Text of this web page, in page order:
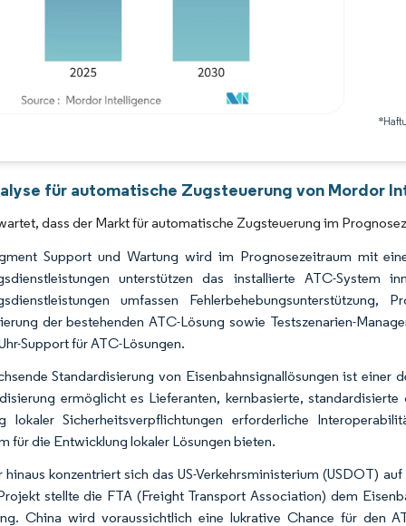
für automatische Zugsteuerung von Mordor
dass der Markt für automatische Zugsteuerung im
Support und Wartung wird im Prognosezeitraum mit
unterstützen das installierte ATC-System
umfassen Fehlerbehebungsunterstützung,
der bestehenden ATC-Lösung sowie Testszenarien-
Support für ATC-Lösungen.
Standardisierung von Eisenbahnsignallösungen ist einer
ermöglicht es Lieferanten, kernbasierte,
lokaler Sicherheitsverpflichtungen erforderliche
für die Entwicklung lokaler Lösungen bieten.
hinaus konzentriert sich das US-Verkehrsministerium (USDOT)
stellte die FTA (Freight Transport Association) dem
China wird voraussichtlich eine lukrative Chance für den